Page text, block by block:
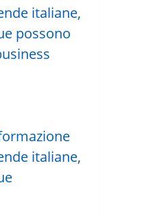
italiane,